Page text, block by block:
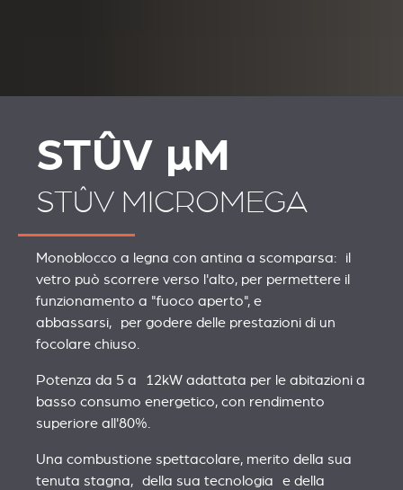
STÛV µM
STÛV MICROMEGA
Monoblocco a legna con antina a scomparsa: il
vetro può scorrere verso l'alto, per permettere il
funzionamento a "fuoco aperto", e
abbassarsi, per godere delle prestazioni di un
focolare chiuso.
Potenza da 5 a 12kW adattata per le abitazioni a
basso consumo energetico, con rendimento
superiore all'80%.
Una combustione spettacolare, merito della sua
tenuta stagna, della sua tecnologia e della